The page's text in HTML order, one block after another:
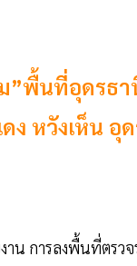
”พื้นที่อุดรธ
หวังเห็น อุ
น การลงพื้นที่ตรว